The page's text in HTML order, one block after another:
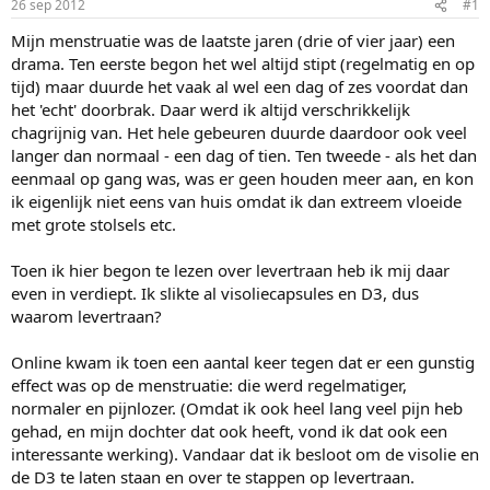
t
r
t
e
r
26 sep 2012 #1
Mijn menstruatie was de laatste jaren (drie of vier jaar) een
drama. Ten eerste begon het wel altijd stipt (regelmatig en op
tijd) maar duurde het vaak al wel een dag of zes voordat dan
het 'echt' doorbrak. Daar werd ik altijd verschrikkelijk
chagrijnig van. Het hele gebeuren duurde daardoor ook veel
langer dan normaal - een dag of tien. Ten tweede - als het dan
eenmaal op gang was, was er geen houden meer aan, en kon
ik eigenlijk niet eens van huis omdat ik dan extreem vloeide
met grote stolsels etc.
Toen ik hier begon te lezen over levertraan heb ik mij daar
even in verdiept. Ik slikte al visoliecapsules en D3, dus
waarom levertraan?
Online kwam ik toen een aantal keer tegen dat er een gunstig
effect was op de menstruatie: die werd regelmatiger,
normaler en pijnlozer. (Omdat ik ook heel lang veel pijn heb
gehad, en mijn dochter dat ook heeft, vond ik dat ook een
interessante werking). Vandaar dat ik besloot om de visolie en
de D3 te laten staan en over te stappen op levertraan.